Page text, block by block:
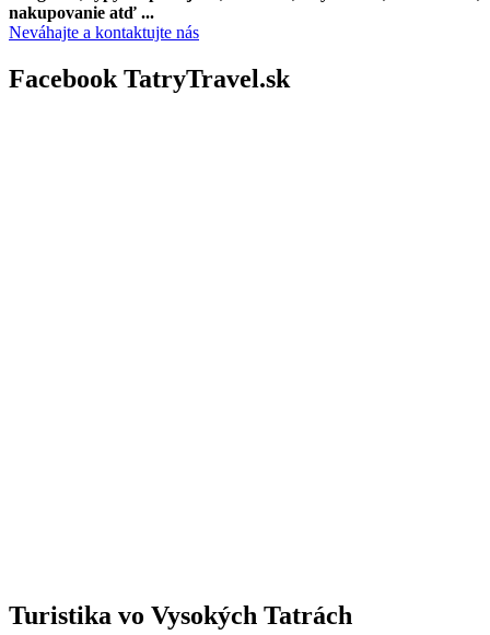
nakupovanie atď ...
Neváhajte a kontaktujte nás
Facebook TatryTravel.sk
Turistika vo Vysokých Tatrách